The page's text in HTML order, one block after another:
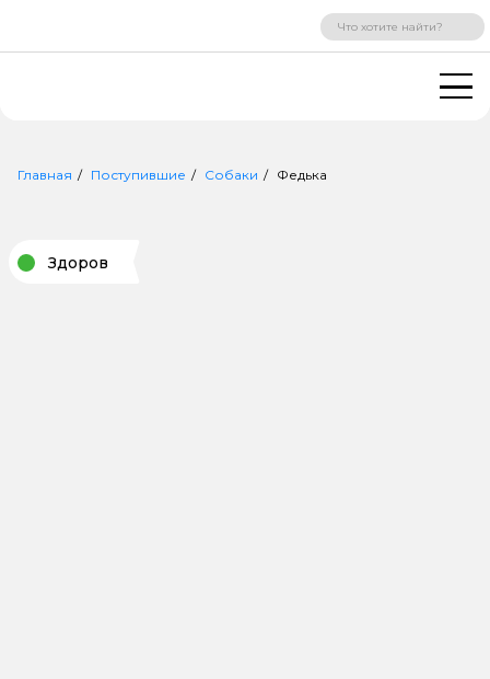
ВХОД РЕГИСТРАЦИЯ
Главная Поступившие Собаки Федька
Здоров